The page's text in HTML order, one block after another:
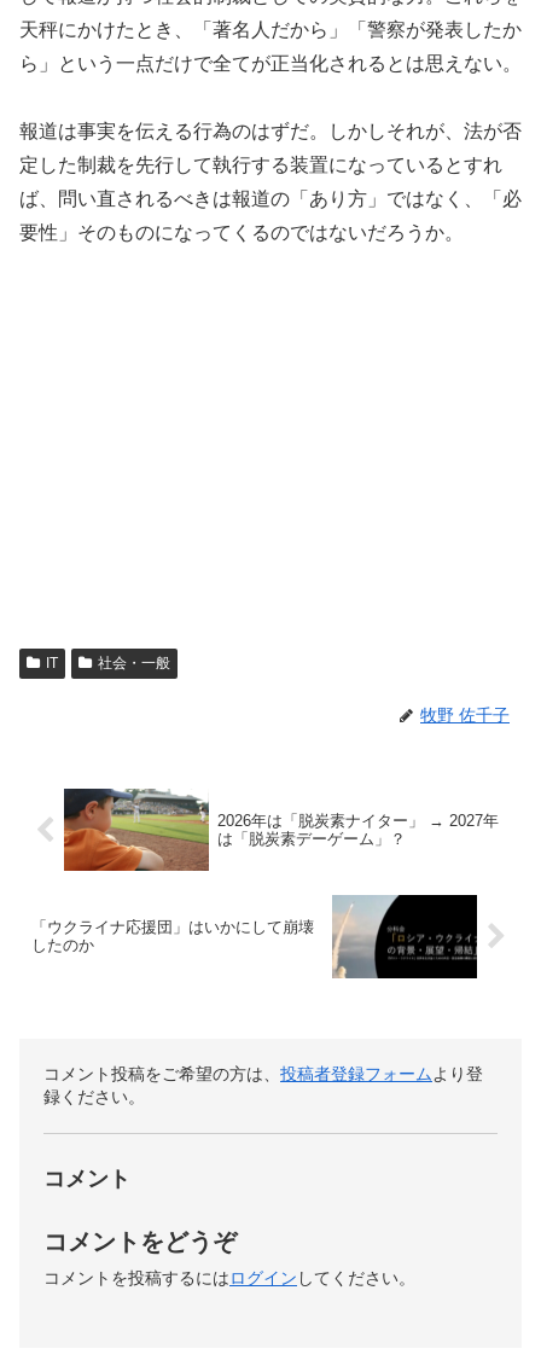
天秤にかけたとき、「著名人だから」「警察が発表したか
ら」という一点だけで全てが正当化されるとは思えない。
報道は事実を伝える行為のはずだ。しかしそれが、法が否
定した制裁を先行して執行する装置になっているとすれ
ば、問い直されるべきは報道の「あり方」ではなく、「必
要性」そのものになってくるのではないだろうか。
IT 社会・一般
牧野 佐千子
2026年は「脱炭素ナイター」 → 2027年
は「脱炭素デーゲーム」？
「ウクライナ応援団」はいかにして崩壊
したのか
コメント投稿をご希望の方は、 投稿者登録フォーム より登
録ください。
コメント
コメントをどうぞ
コメントを投稿するにはログイン してください。